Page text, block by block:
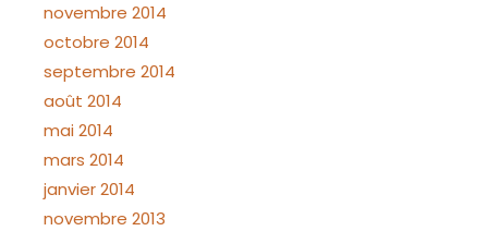
novembre 2014
octobre 2014
septembre 2014
août 2014
mai 2014
mars 2014
janvier 2014
novembre 2013